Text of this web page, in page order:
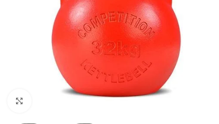
Suurendamiseks klõpsake